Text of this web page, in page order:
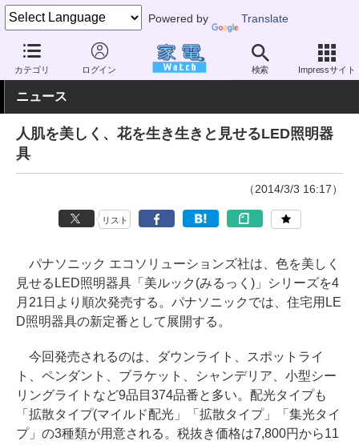
Powered by Translate
カテゴリ ログイン 検索 Impressサイト
家電 Watch 生活家電 照明器具 LED
ニュース
人肌を美しく、花を生き生きと見せるLED照明器
具
（2014/3/3 16:17）
リスト
パナソニック エコソリューションズ社は、色を美しく
見せるLED照明器具「美ルック(みるっく)」シリーズを4
月21日より順次発売する。パナソニックでは、住宅用LE
D照明器具の新定番として展開する。
今回発売されるのは、ダウンライト、スポットライ
ト、ペンダント、ブラケット、シャンデリア、小型シー
リングライトなど9品目374品番と多い。配光タイプも
「拡散タイプ(マイルド配光」「拡散タイプ」「集光タイ
プ」の3種類が用意される。税抜き価格は7,800円から11